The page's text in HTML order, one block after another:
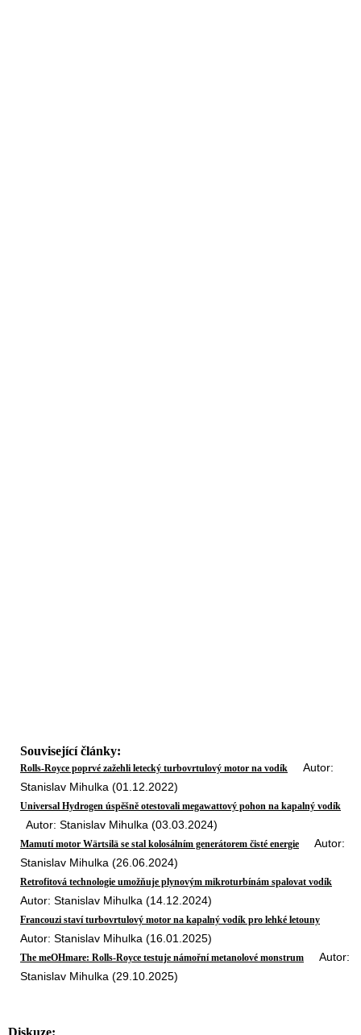
Související články:
Rolls-Royce poprvé zažehli letecký turbovrtulový motor na vodík
Autor:
Stanislav Mihulka (01.12.2022)
Universal Hydrogen úspěšně otestovali megawattový pohon na kapalný vodík
Autor: Stanislav Mihulka (03.03.2024)
Mamutí motor Wärtsilä se stal kolosálním generátorem čisté energie Autor:
Stanislav Mihulka (26.06.2024)
Retrofitová technologie umožňuje plynovým mikroturbínám spalovat vodík
Autor: Stanislav Mihulka (14.12.2024)
Francouzi staví turbovrtulový motor na kapalný vodík pro lehké letouny
Autor: Stanislav Mihulka (16.01.2025)
The meOHmare: Rolls-Royce testuje námořní metanolové monstrum Autor:
Stanislav Mihulka (29.10.2025)
Diskuze: